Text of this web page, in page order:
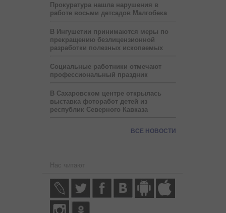
Прокуратура нашла нарушения в
работе восьми детсадов Малгобека
В Ингушетии принимаются меры по
прекращению безлицензионной
разработки полезных ископаемых
Социальные работники отмечают
профессиональный праздник
В Сахаровском центре открылась
выставка фоторабот детей из
республик Северного Кавказа
ВСЕ НОВОСТИ
Нас читают